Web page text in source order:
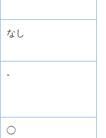
なし
-
◯